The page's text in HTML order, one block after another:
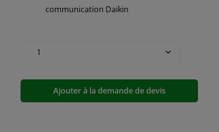
communication Daikin
Ajouter à la demande de devis